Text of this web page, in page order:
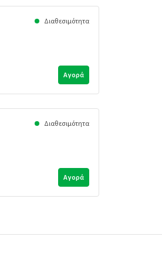
Διαθεσιμότητα
Αγορά
Διαθεσιμότητα
Αγορά